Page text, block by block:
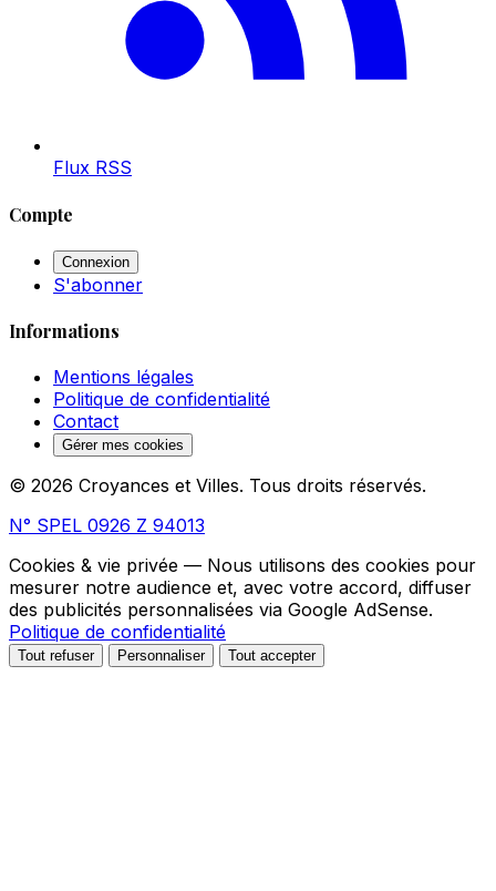
Flux RSS
Compte
Connexion
S'abonner
Informations
Mentions légales
Politique de confidentialité
Contact
Gérer mes cookies
© 2026 Croyances et Villes. Tous droits réservés.
N° SPEL 0926 Z 94013
Cookies & vie privée — Nous utilisons des cookies pour
mesurer notre audience et, avec votre accord, diffuser
des publicités personnalisées via Google AdSense.
Politique de confidentialité
Tout refuser Personnaliser Tout accepter